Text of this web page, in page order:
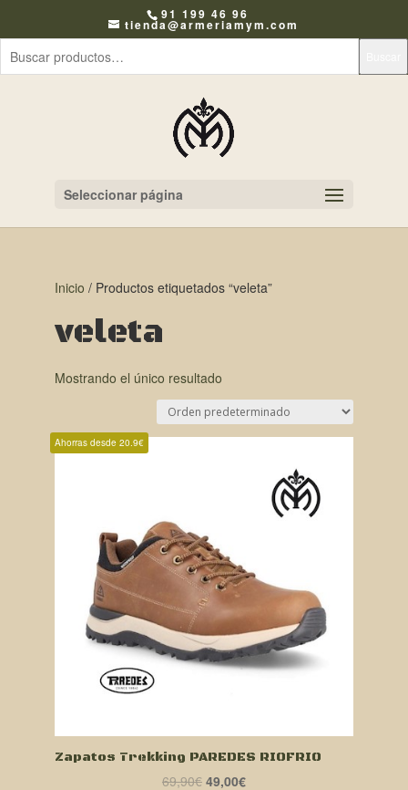
91 199 46 96
tienda@armeriamym.com
Seleccionar página
Inicio / Productos etiquetados “veleta”
veleta
Mostrando el único resultado
Ahorras desde 20.9€
Zapatos Trekking PAREDES RIOFRIO
69,90€ El
49,00€El